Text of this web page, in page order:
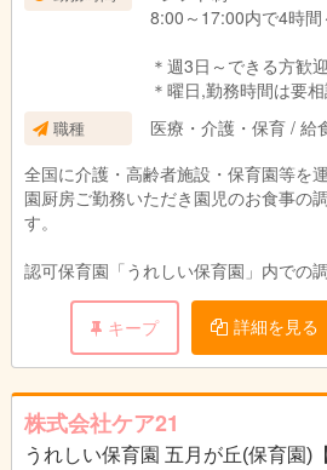
8:00～17:00内で4時間
＊週3日～できる方歓迎
＊曜日,勤務時間は要
職種
医療・介護・保育 / 給
全国に介護・高齢者施設・保育園等を
園厨房ご勤務いただき園児のお食事の
す。
認可保育園「うれしい保育園」内での
園児のお食事の調理と提供をお願いし
園児や保育スタッフと顔を合わせる事
をすぐに料理に反映でき、調理人とし
ます。
キープ 詳細を見る
株式会社ケア21
うれしい保育園 五月が丘(保育園)